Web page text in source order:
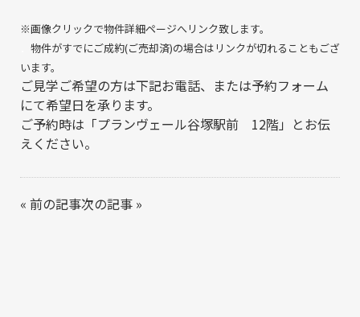
※画像クリックで物件詳細ページへリンク致します。
物件がすでにご成約(ご売却済)の場合はリンクが切れることもござ
います。
ご見学ご希望の方は下記お電話、または予約フォーム
にて希望日を承ります。
ご予約時は「プランヴェール谷塚駅前 12階」とお伝
えください。
« 前の記事次の記事 »